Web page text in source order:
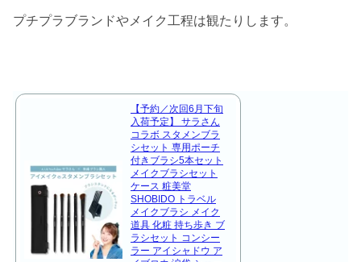
プチプラブランドやメイク工程は観たりします。
【予約／次回6月下旬
入荷予定】 サラさん
コラボ スタメンブラ
シセット 専用ポーチ
付きブラシ5本セット
メイクブラシセット
ケース 粧美堂
SHOBIDO トラベル
メイクブラシ メイク
道具 化粧 持ち歩き ブ
ラシセット コンシー
ラー アイシャドウ ア